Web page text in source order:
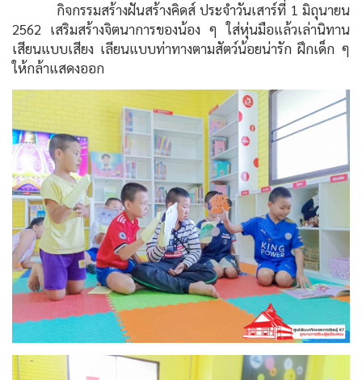
กิจกรรมสร้างฝันสร้างคิดส์ ประจำวันเสาร์ที่ 1 มิถุนายน
2562 เสริมสร้างจิตนาการของน้อง ๆ ใส่หุ่นมือแล้วเล่านิทาน
เสียนแบบเสียง เลียนแบบท่าทางตามสัตว์น้อยน่ารัก ฝึกเด็ก ๆ
ให้กล้าแสดงออก